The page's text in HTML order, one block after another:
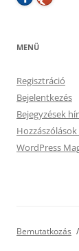
MENÜ
Regisztráció
Bejelentkezés
Bejegyzések
WordPress
Bemutatkozás